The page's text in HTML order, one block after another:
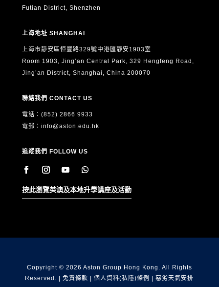
Futian District, Shenzhen
上海地址 SHANGHAI
上海市靜安區恒豐路329號中港匯靜安1903室
Room 1903, Jing’an Central Park, 329 Hengfeng Road,
Jing’an District, Shanghai, China 200070
聯絡我們 CONTACT US
電話：(852) 2866 9933
電郵： info@aston.edu.hk
追蹤我們 FOLLOW US
按此瀏覽英澳及本地升學講座及活動
Copyright © 2026 Aston Group Hong Kong. All Rights
Reserved. |免責條款 |個人資料(私隱)條例 |惡劣天氣安排